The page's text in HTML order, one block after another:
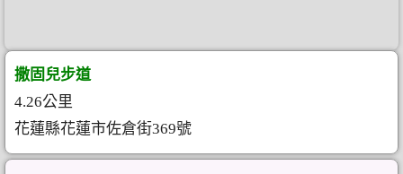
撒固兒步道
4.26公里
花蓮縣花蓮市佐倉街369號